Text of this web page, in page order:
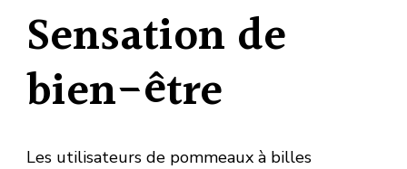
Sensation de
bien-être
Les utilisateurs de pommeaux à billes